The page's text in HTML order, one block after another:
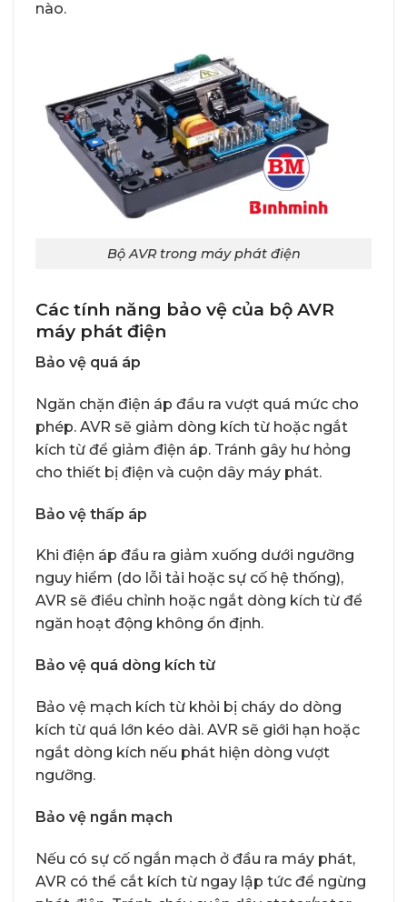
nào.
Bộ AVR trong máy phát điện
Các tính năng bảo vệ của bộ AVR
máy phát điện
Bảo vệ quá áp
Ngăn chặn điện áp đầu ra vượt quá mức cho
phép. AVR sẽ giảm dòng kích từ hoặc ngắt
kích từ để giảm điện áp. Tránh gây hư hỏng
cho thiết bị điện và cuộn dây máy phát.
Bảo vệ thấp áp
Khi điện áp đầu ra giảm xuống dưới ngưỡng
nguy hiểm (do lỗi tải hoặc sự cố hệ thống),
AVR sẽ điều chỉnh hoặc ngắt dòng kích từ để
ngăn hoạt động không ổn định.
Bảo vệ quá dòng kích từ
Bảo vệ mạch kích từ khỏi bị cháy do dòng
kích từ quá lớn kéo dài. AVR sẽ giới hạn hoặc
ngắt dòng kích nếu phát hiện dòng vượt
ngưỡng.
Bảo vệ ngắn mạch
Nếu có sự cố ngắn mạch ở đầu ra máy phát,
AVR có thể cắt kích từ ngay lập tức để ngừng